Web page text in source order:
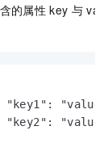
的属性 key 与
"key1":
"key2":